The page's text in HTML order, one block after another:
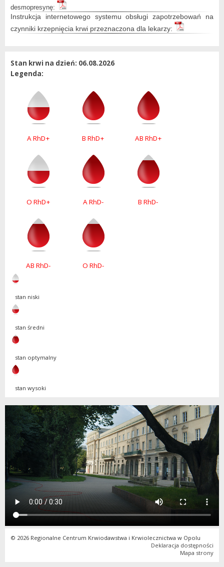
desmopresynę:
Instrukcja internetowego systemu obsługi zapotrzebowań na
czynniki krzepnięcia krwi przeznaczona dla lekarzy:
Stan krwi na dzień: 06.08.2026
Legenda:
A RhD+ B RhD+ AB RhD+
O RhD+ A RhD- B RhD-
AB RhD- O RhD-
stan niski
stan średni
stan optymalny
stan wysoki
© 2026 Regionalne Centrum Krwiodawstwa i Krwiolecznictwa w Opolu
Deklaracja dostępności
Mapa strony